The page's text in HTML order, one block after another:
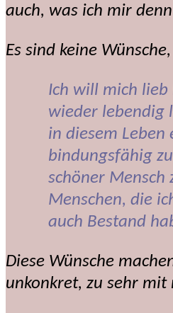
auch, was ich mir
Es sind keine
Ich will mich
wieder lebendig
in diesem
bindungsfähig
schöner Mensch
Menschen, die
auch Bestand
Diese Wünsche
unkonkret, zu sehr mit